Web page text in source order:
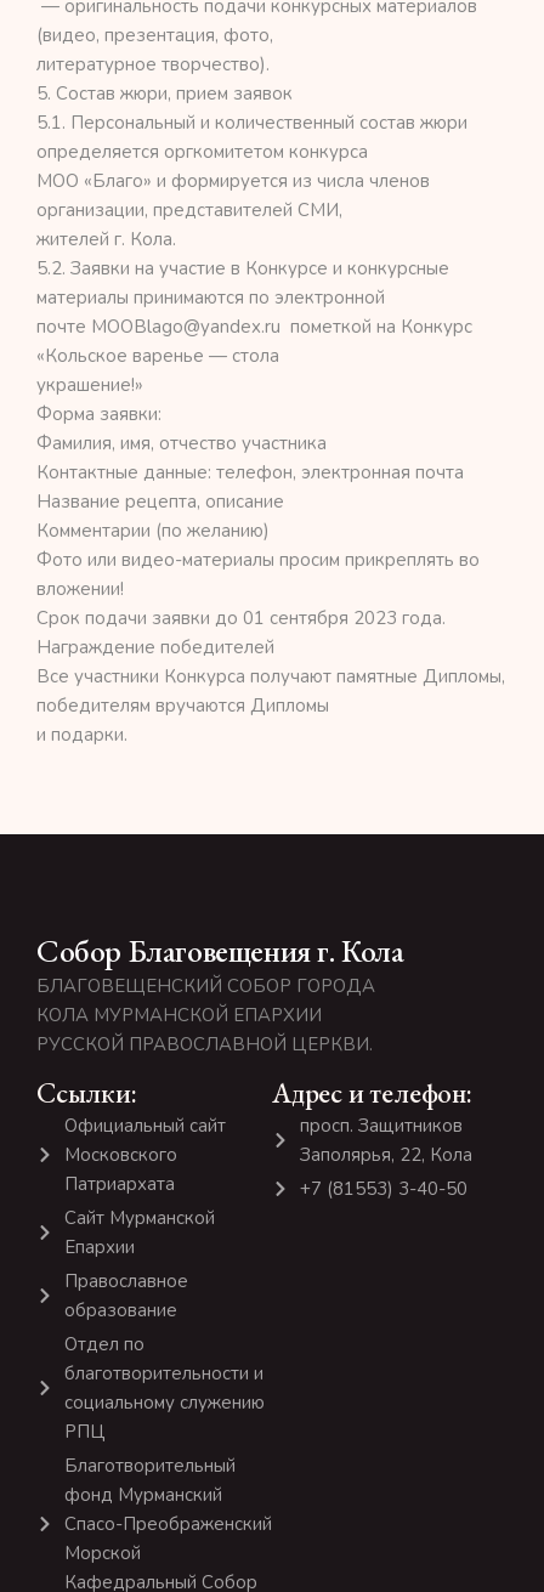
— оригинальность подачи конкурсных материалов
(видео, презентация, фото,
литературное творчество).
5. Состав жюри, прием заявок
5.1. Персональный и количественный состав жюри
определяется оргкомитетом конкурса
МОО «Благо» и формируется из числа членов
организации, представителей СМИ,
жителей г. Кола.
5.2. Заявки на участие в Конкурсе и конкурсные
материалы принимаются по электронной
почте MOOBlago@yandex.ru пометкой на Конкурс
«Кольское варенье — стола
украшение!»
Форма заявки:
Фамилия, имя, отчество участника
Контактные данные: телефон, электронная почта
Название рецепта, описание
Комментарии (по желанию)
Фото или видео-материалы просим прикреплять во
вложении!
Срок подачи заявки до 01 сентября 2023 года.
Награждение победителей
Все участники Конкурса получают памятные Дипломы,
победителям вручаются Дипломы
и подарки.
Собор Благовещения г. Кола
БЛАГОВЕЩЕНСКИЙ СОБОР ГОРОДА
КОЛА МУРМАНСКОЙ ЕПАРХИИ
РУССКОЙ ПРАВОСЛАВНОЙ ЦЕРКВИ.
Ссылки:
Официальный сайт
Московского
Патриархата
Сайт Мурманской
Епархии
Православное
образование
Отдел по
благотворительности и
социальному служению
РПЦ
Благотворительный
фонд Мурманский
Спасо-Преображенский
Морской
Кафедральный Собор
Адрес и телефон:
просп. Защитников
Заполярья, 22, Кола
+7 (81553) 3-40-50